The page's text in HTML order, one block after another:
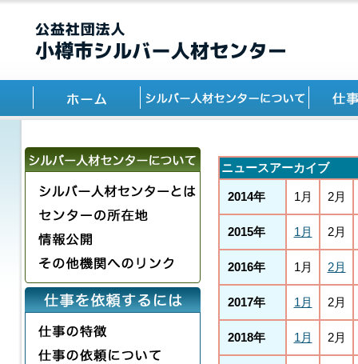
ニュースアーカイブ
2014年 1月 2月
2015年 1月 2月
2016年 1月 2月
2017年 1月 2月
2018年 1月 2月